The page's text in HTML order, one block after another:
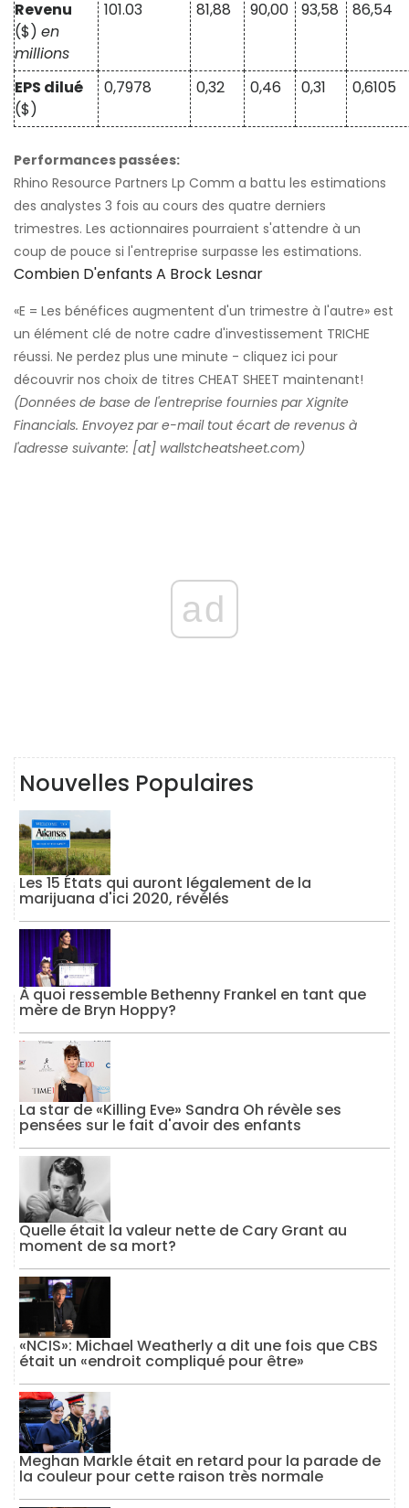
Revenu
($) en
millions
101.03 81,88 90,00 93,58 86,54
EPS dilué
($)
0,7978 0,32 0,46 0,31 0,6105
Performances passées:
Rhino Resource Partners Lp Comm a battu les estimations
des analystes 3 fois au cours des quatre derniers
trimestres. Les actionnaires pourraient s'attendre à un
coup de pouce si l'entreprise surpasse les estimations.
Combien D'enfants A Brock Lesnar
«E = Les bénéfices augmentent d'un trimestre à l'autre» est
un élément clé de notre cadre d'investissement TRICHE
réussi. Ne perdez plus une minute - cliquez ici pour
découvrir nos choix de titres CHEAT SHEET maintenant!
(Données de base de l'entreprise fournies par Xignite
Financials. Envoyez par e-mail tout écart de revenus à
l'adresse suivante: [at] wallstcheatsheet.com)
ad
Nouvelles Populaires
Les 15 États qui auront légalement de la
marijuana d'ici 2020, révélés
À quoi ressemble Bethenny Frankel en tant que
mère de Bryn Hoppy?
La star de «Killing Eve» Sandra Oh révèle ses
pensées sur le fait d'avoir des enfants
Quelle était la valeur nette de Cary Grant au
moment de sa mort?
«NCIS»: Michael Weatherly a dit une fois que CBS
était un «endroit compliqué pour être»
Meghan Markle était en retard pour la parade de
la couleur pour cette raison très normale